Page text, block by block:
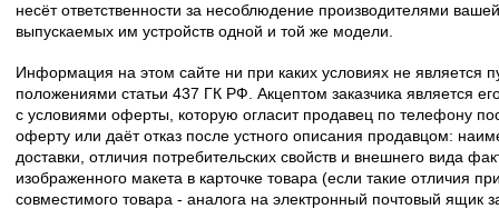
несёт ответственности за несоблюдение производителями
выпускаемых им устройств одной и той же модели.
Информация на этом сайте ни при каких условиях не является
положениями статьи 437 ГК РФ. Акцептом заказчика является
с условиями оферты, которую огласит продавец по телефону
оферту или даёт отказ после устного описания продавцом:
доставки, отличия потребительских свойств и внешнего вида
изображенного макета в карточке товара (если такие отличия
совместимого товара - аналога на электронный почтовый ящик